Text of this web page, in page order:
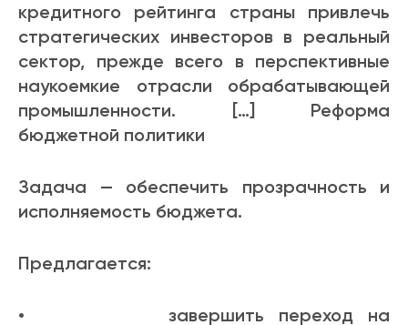
кредитного рейтинга страны привлечь
стратегических инвесторов в реальный
сектор, прежде всего в перспективные
наукоемкие отрасли обрабатывающей
промышленности. […] Реформа
бюджетной политики
Задача — обеспечить прозрачность и
исполняемость бюджета.
Предлагается:
• завершить переход на